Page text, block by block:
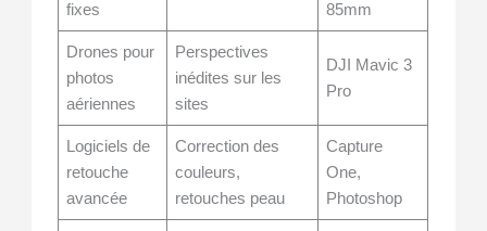
fixes
85mm
Drones pour
photos
aériennes
Perspectives
inédites sur les
sites
DJI Mavic 3
Pro
Logiciels de
retouche
avancée
Correction des
couleurs,
retouches peau
Capture
One,
Photoshop